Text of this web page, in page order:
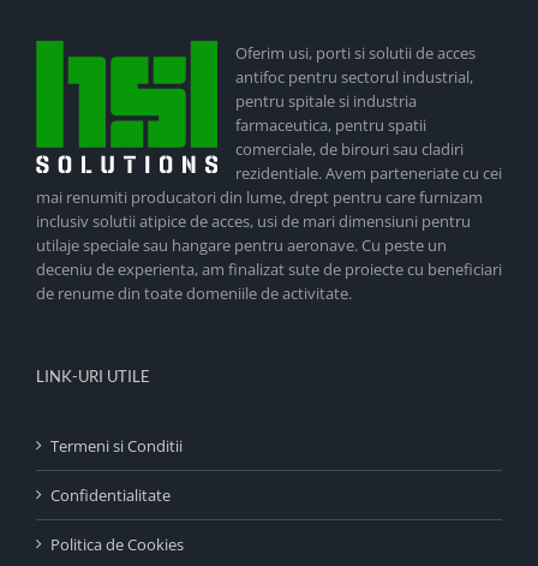
Oferim usi, porti si solutii de acces
antifoc pentru sectorul industrial,
pentru spitale si industria
farmaceutica, pentru spatii
comerciale, de birouri sau cladiri
rezidentiale. Avem parteneriate cu cei
mai renumiti producatori din lume, drept pentru care furnizam
inclusiv solutii atipice de acces, usi de mari dimensiuni pentru
utilaje speciale sau hangare pentru aeronave. Cu peste un
deceniu de experienta, am finalizat sute de proiecte cu beneficiari
de renume din toate domeniile de activitate.
LINK-URI UTILE
Termeni si Conditii
Confidentialitate
Politica de Cookies